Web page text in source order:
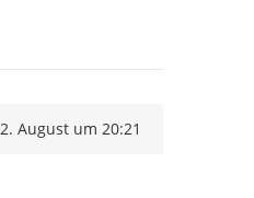
Zeitpunkt des Erstellens
Zeitpunkt des Erstellens
2. August um 20:21